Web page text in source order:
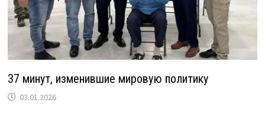
37 минут, изменившие мировую политику
03.01.2026